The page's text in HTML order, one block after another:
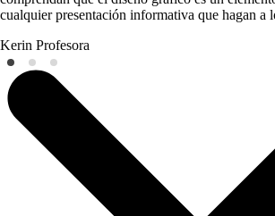
cualquier presentación informativa que hagan a
Kerin Profesora